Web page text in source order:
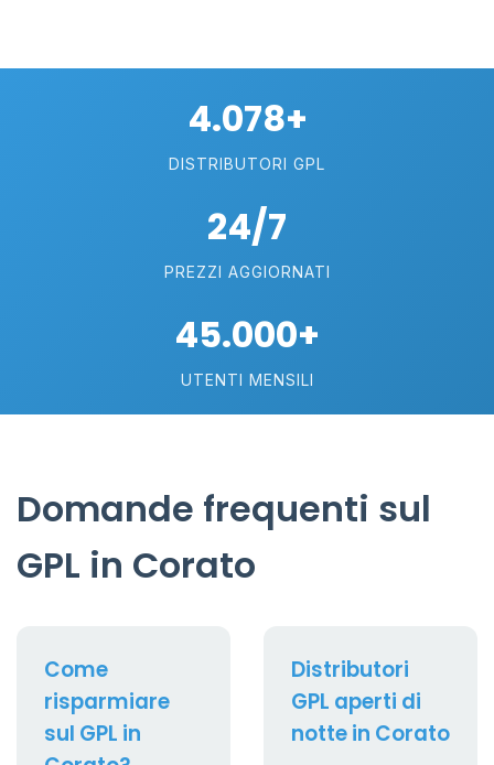
4.078+
DISTRIBUTORI GPL
24/7
PREZZI AGGIORNATI
45.000+
UTENTI MENSILI
Domande frequenti sul
GPL in Corato
Come
risparmiare
sul GPL in
Distributori
GPL aperti di
notte in Corato